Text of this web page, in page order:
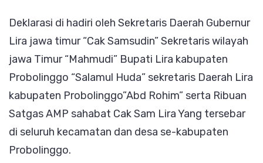
Deklarasi di hadiri oleh Sekretaris Daerah Gubernur
Lira jawa timur “Cak Samsudin” Sekretaris wilayah
jawa Timur “Mahmudi” Bupati Lira kabupaten
Probolinggo “Salamul Huda” sekretaris Daerah Lira
kabupaten Probolinggo”Abd Rohim” serta Ribuan
Satgas AMP sahabat Cak Sam Lira Yang tersebar
di seluruh kecamatan dan desa se-kabupaten
Probolinggo.